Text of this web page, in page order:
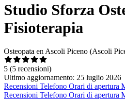
Studio Sforza
Fisioterapia
Osteopata en Ascoli Piceno (Ascoli
5 (5 recensioni)
Ultimo aggiornamento: 25 luglio 2026
Recensioni Telefono Orari di apertura
Recensioni Telefono Orari di apertura